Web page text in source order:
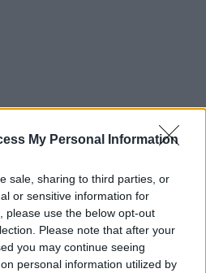
My Personal Information
sale, sharing to third parties, or
or sensitive information for
please use the below opt-out
Please note that after your
you may continue seeing
personal information utilized by